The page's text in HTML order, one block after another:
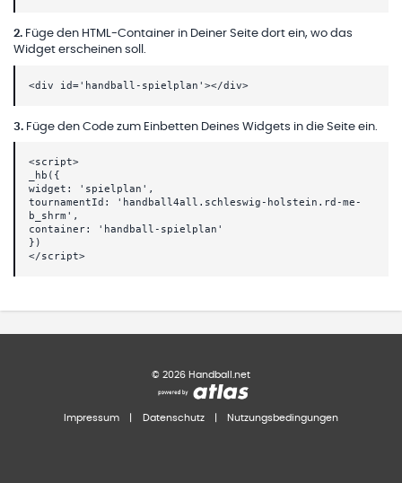
2. Füge den HTML-Container in Deiner Seite dort ein, wo das
Widget erscheinen soll.
<div id='handball-spielplan'></div>
3. Füge den Code zum Einbetten Deines Widgets in die Seite ein.
<script>
_hb({
widget: 'spielplan',
tournamentId: 'handball4all.schleswig-holstein.rd-me-
b_shrm',
container: 'handball-spielplan'
})
</script>
© 2026 Handball.net
Impressum Datenschutz Nutzungsbedingungen